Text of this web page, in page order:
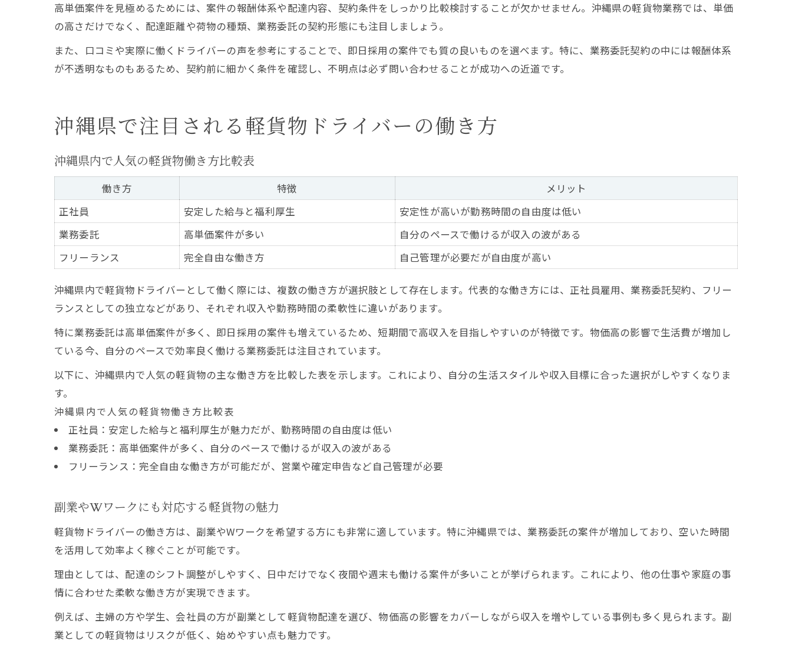
軽貨物宅配で叶う柔軟な働き方
沖縄で注目の宅配軽貨物案件を探す方法
高単価案件を見極めるためには、案件の報酬体系や配達内容、契約条件をしっかり比較検討することが欠かせません。沖縄県の軽貨物業務では、単価
の高さだけでなく、配達距離や荷物の種類、業務委託の契約形態にも注目しましょう。
また、口コミや実際に働くドライバーの声を参考にすることで、即日採用の案件でも質の良いものを選べます。特に、業務委託契約の中には報酬体系
が不透明なものもあるため、契約前に細かく条件を確認し、不明点は必ず問い合わせることが成功への近道です。
沖縄県で注目される軽貨物ドライバーの働き方
沖縄県内で人気の軽貨物働き方比較表
働き方 特徴
メリット
正社員
安定した給与と福利厚生
安定性が高いが勤務時間の自由度は低い
業務委託
高単価案件が多い
自分のペースで働けるが収入の波がある
フリーランス
完全自由な働き方 自己管理が必要だが自由度が高い
沖縄県内で軽貨物ドライバーとして働く際には、複数の働き方が選択肢として存在します。代表的な働き方には、正社員雇用、業務委託契約、フリー
ランスとしての独立などがあり、それぞれ収入や勤務時間の柔軟性に違いがあります。
特に業務委託は高単価案件が多く、即日採用の案件も増えているため、短期間で高収入を目指しやすいのが特徴です。物価高の影響で生活費が増加し
ている今、自分のペースで効率良く働ける業務委託は注目されています。
以下に、沖縄県内で人気の軽貨物の主な働き方を比較した表を示します。これにより、自分の生活スタイルや収入目標に合った選択がしやすくなりま
す。
沖縄県内で人気の軽貨物働き方比較表
正社員：安定した給与と福利厚生が魅力だが、勤務時間の自由度は低い
業務委託：高単価案件が多く、自分のペースで働けるが収入の波がある
フリーランス：完全自由な働き方が可能だが、営業や確定申告など自己管理が必要
副業やWワークにも対応する軽貨物の魅力
軽貨物ドライバーの働き方は、副業やWワークを希望する方にも非常に適しています。特に沖縄県では、業務委託の案件が増加しており、空いた時間
を活用して効率よく稼ぐことが可能です。
理由としては、配達のシフト調整がしやすく、日中だけでなく夜間や週末も働ける案件が多いことが挙げられます。これにより、他の仕事や家庭の事
情に合わせた柔軟な働き方が実現できます。
例えば、主婦の方や学生、会社員の方が副業として軽貨物配達を選び、物価高の影響をカバーしながら収入を増やしている事例も多く見られます。副
業としての軽貨物はリスクが低く、始めやすい点も魅力です。